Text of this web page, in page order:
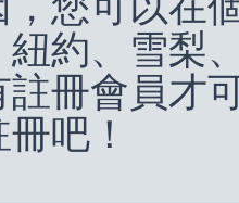
約、雪梨
冊會員才
吧！